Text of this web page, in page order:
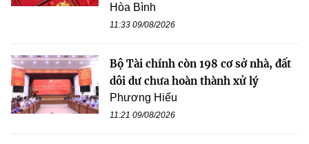
Hòa Bình
11:33 09/08/2026
Bộ Tài chính còn 198 cơ sở nhà, đất
dôi dư chưa hoàn thành xử lý
Phương Hiếu
11:21 09/08/2026